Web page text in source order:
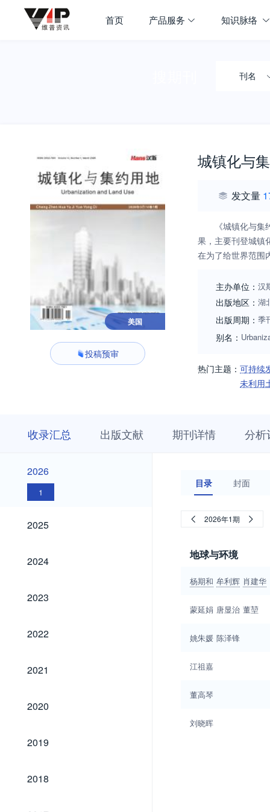
首页 产品服务 知识脉络
刊名
美国
投稿预审
城镇化与
发文量
《城镇化与
果，主要刊登城镇
在为了给世界范围
主办单位： 汉
出版地区： 湖
出版周期： 季
别名：
热门主题： 可持续
未利用
收录汇总 出版文献 期刊详情 分析
2026
2026
1
2025
2025
2024
2024
2023
2023
2022
2022
2021
2021
2020
2020
2019
2019
2018
2018
2017
目录 封面
2026年1期
地球与环境
杨期和 牟利辉 肖建华
蒙延娟 唐显治 董堃
姚朱媛 陈泽锋
江祖嘉
董高琴
刘晓晖